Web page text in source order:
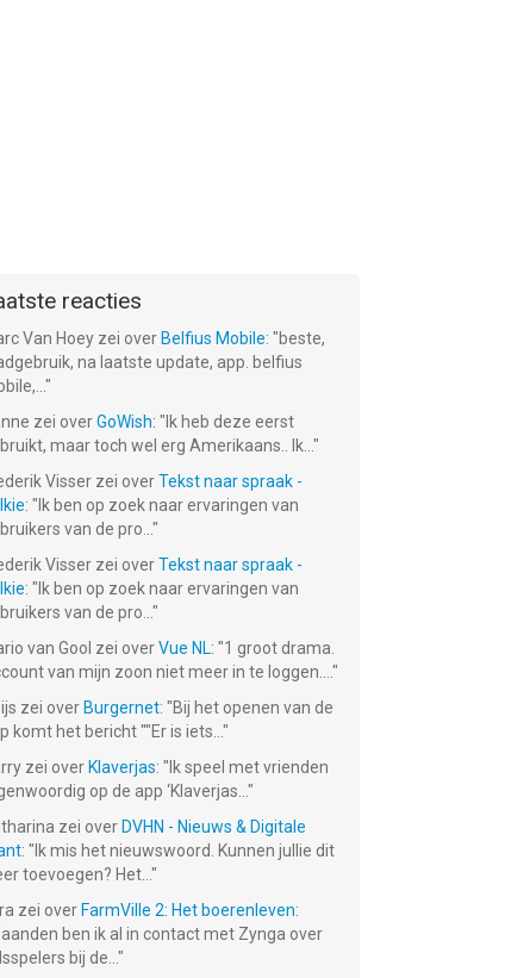
reacties
Van Hoey zei over Belfius Mobile: "beste,
na laatste update, app. belfius
"
zei overGoWish: " Ik heb deze eerst
maar toch wel erg Amerikaans.. Ik... "
Visser zei overTekst naar spraak -
: " Ik ben op zoek naar ervaringen van
van de pro... "
Visser zei overTekst naar spraak -
: " Ik ben op zoek naar ervaringen van
van de pro... "
van Gool zei overVue NL: "1 groot drama.
van mijn zoon niet meer in te loggen.... "
zei over Burgernet: "Bij het openen van de
komt het bericht ""Er is iets... "
zei over Klaverjas: " Ik speel met vrienden
op de app ‘Klaverjas... "
zei over DVHN - Nieuws & Digitale
: " Ik mis het nieuwswoord. Kunnen jullie dit
toevoegen? Het... "
zei over FarmVille 2: Het boerenleven:
ben ik al in contact met Zynga over
bij de... "